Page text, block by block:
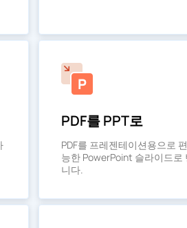
PDF를 PPT로
PDF를 프레젠테이션용으로
능한 PowerPoint 슬라이드로
니다.